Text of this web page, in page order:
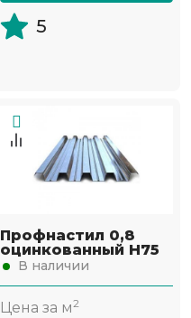
5
Профнастил 0,8
оцинкованный Н75
В наличии
Цена за м2